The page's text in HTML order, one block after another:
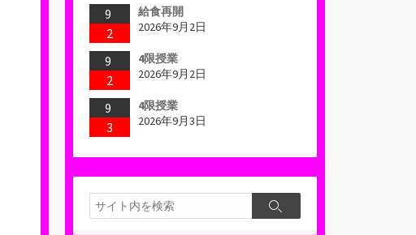
9
2
給食再開
2026年9月2日
9
2
4限授業
2026年9月2日
9
3
4限授業
2026年9月3日
検
索
検